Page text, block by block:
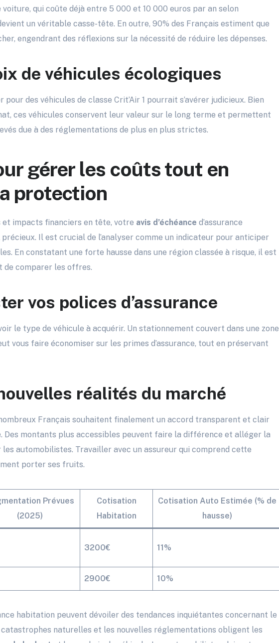
voiture, qui coûte déjà entre 5 000 et 10 000 euros par an selon
un véritable casse-tête. En outre, 90% des Français estiment que
engendrant des réflexions sur la nécessité de réduire les dépenses.
de véhicules écologiques
des véhicules de classe Crit’Air 1 pourrait s’avérer judicieux. Bien
ces véhicules conservent leur valeur sur le long terme et permettent
due à des réglementations de plus en plus strictes.
gérer les coûts tout en
protection
impacts financiers en tête, votre avis d’échéance d’assurance
Il est crucial de l’analyser comme un indicateur pour anticiper
En constatant une forte hausse dans une région classée à risque, il est
de comparer les offres.
vos polices d’assurance
le type de véhicule à acquérir. Un stationnement couvert dans une zone
vous faire économiser sur les primes d’assurance, tout en préservant
réalités du marché
Français souhaitent finalement un accord transparent et clair
Des montants plus accessibles peuvent faire la différence et alléger la
les automobilistes. Travailler avec un assureur qui comprend cette
porter ses fruits.
Prévues
(2025)
Cotisation
Habitation
Cotisation Auto Estimée (% de
hausse)
3200€ 11%
2900€ 10%
habitation peuvent dévoiler des tendances inquiétantes concernant le
naturelles et les nouvelles réglementations obligent les